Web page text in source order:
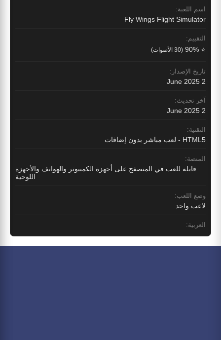
اسم اللعبة:
Fly Wings Flight Simulator
التقييم:
⭐ 90% (30 الأصوات)
تاريخ الإصدار:
2 June 2025
آخر تحديث:
2 June 2025
التقنية:
HTML5 - لعب مباشر بدون إضافات
المنصة:
قابلة للعب في المتصفح على أجهزة الكمبيوتر والهواتف والأجهزة
اللوحية
وضع اللعب:
لاعب واحد
العربية: